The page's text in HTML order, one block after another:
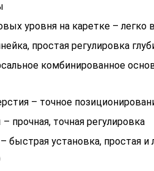
уровня на каретке – легко
простая регулировка
комбинированное
– точное
прочная, точная регулировка
быстрая установка, простая и